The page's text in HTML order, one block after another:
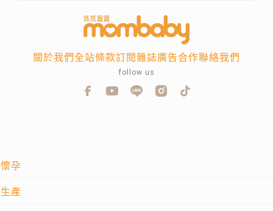
懷孕
生產
關於我們全站條款訂閱雜誌廣告合作聯絡我們
follow us